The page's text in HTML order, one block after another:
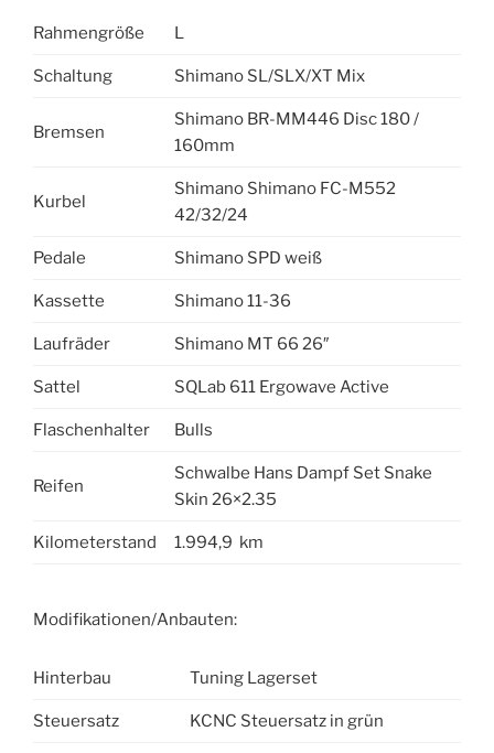
Rahmengröße L
Schaltung Shimano SL/SLX/XT Mix
Bremsen
Shimano BR-MM446 Disc 180 /
160mm
Kurbel
Shimano Shimano FC-M552
42/32/24
Pedale Shimano SPD weiß
Kassette Shimano 11-36
Laufräder Shimano MT 66 26″
Sattel SQLab 611 Ergowave Active
Flaschenhalter Bulls
Reifen
Schwalbe Hans Dampf Set Snake
Skin 26×2.35
Kilometerstand 1.994,9 km
Modifikationen/Anbauten:
Hinterbau Tuning Lagerset
Steuersatz KCNC Steuersatz in grün